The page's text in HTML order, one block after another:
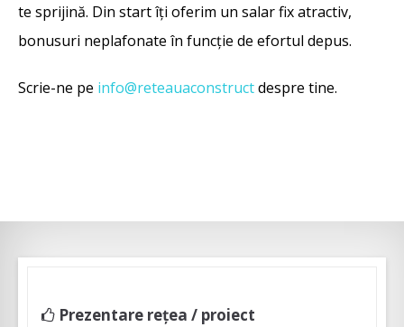
te sprijină. Din start îți oferim un salar fix atractiv,
bonusuri neplafonate în funcție de efortul depus.
Scrie-ne pe info@reteauaconstructdespre tine.
Prezentare rețea / proiect